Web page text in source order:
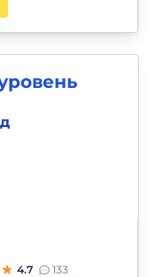
4.7 133